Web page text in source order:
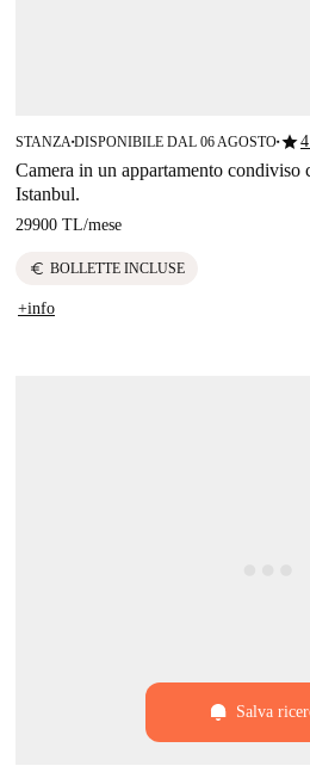
STANZA ■DISPONIBILE DAL 06 AGOSTO■star
Camera in un appartamento condiviso
Istanbul.
29900 TL/mese
euro BOLLETTE INCLUSE
+info
Salva